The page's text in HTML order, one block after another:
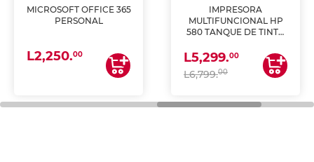
MICROSOFT OFFICE 365
PERSONAL
L2,250.00
IMPRESORA
MULTIFUNCIONAL HP
580 TANQUE DE TINTA
ESCANEA)
L5,299.00
L6,799.00